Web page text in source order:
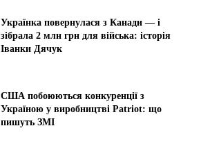
Українка повернулася з Канади — і
зібрала 2 млн грн для війська: історія
Іванки Дячук
США побоюються конкуренції з
Україною у виробництві Patriot: що
пишуть ЗМІ